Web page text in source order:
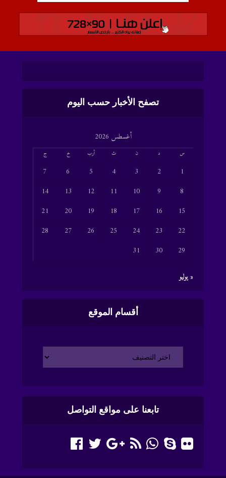
تصفح الأخبار حسب اليوم
أغسطس 2026
س د ن ث أرب خ ج
1
2
3
4
5
6
7
8
9
10
11
12
13
14
15
16
17
18
19
20
21
22
23
24
25
26
27
28
29
30
31
« يوليو
أقسام الموقع
تابعنا على مواقع التواصل